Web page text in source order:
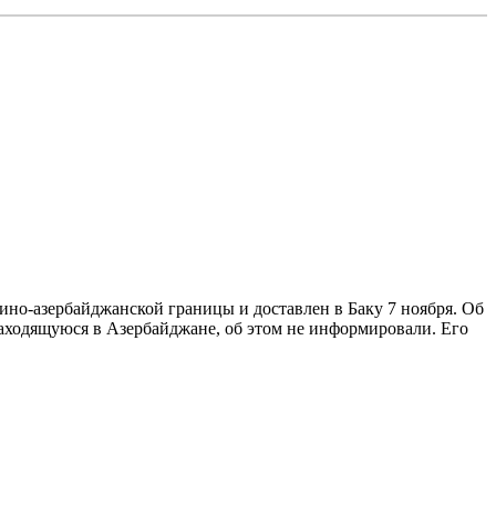
азербайджанской границы и доставлен в Баку 7 ноября. Об
в Азербайджане, об этом не информировали. Его